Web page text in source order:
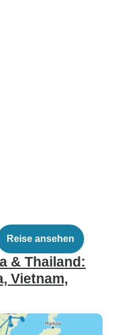
Reise ansehen
& Thailand:
Vietnam,